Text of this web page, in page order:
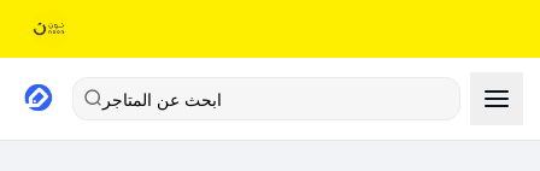
ابحث عن المتاجر